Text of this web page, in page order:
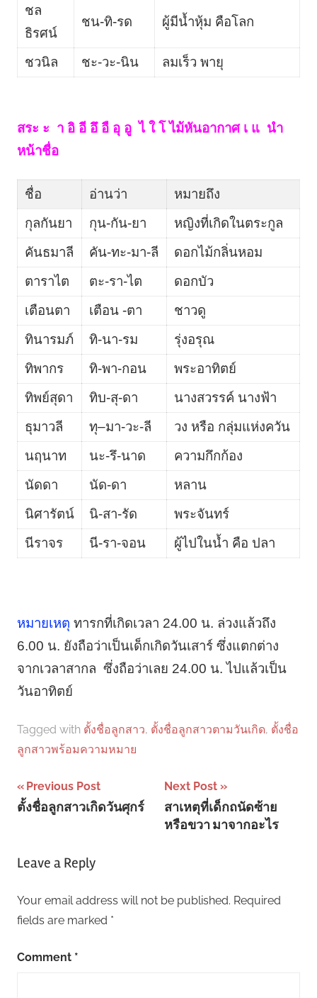
ชล
ธิรศน์
ชน-ทิ-รด ผู้มีน้ำหุ้ม คือโลก
ชวนิล ชะ-วะ-นิน ลมเร็ว พายุ
สระ ะ า อิ อี อึ อื อุ อู ไ ใ โ ไม้หันอากาศ เ แ นำ
หน้าชื่อ
ชื่อ อ่านว่า
หมายถึง
กุลกันยา
กุน-กัน-ยา
หญิงที่เกิดในตระกูล
คันธมาลี
คัน-ทะ-มา-ลี
ดอกไม้กลิ่นหอม
ตาราไต
ตะ-รา-ไต
ดอกบัว
เตือนตา
เตือน -ตา
ชาวดู
ทินารมภ์
ทิ-นา-รม
รุ่งอรุณ
ทิพากร
ทิ-พา-กอน
พระอาทิตย์
ทิพย์สุดา
ทิบ-สุ-ดา
นางสวรรค์ นางฟ้า
ธุมาวลี
ทุ–มา-วะ-ลี
วง หรือ กลุ่มแห่งควัน
นฤนาท
นะ-รึ-นาด
ความกึกก้อง
นัดดา
นัด-ดา
หลาน
นิศารัตน์
นิ-สา-รัด
พระจันทร์
นีราจร
นี-รา-จอน ผู้ไปในน้ำ คือ ปลา
หมายเหตุ ทารกที่เกิดเวลา 24.00 น. ล่วงแล้วถึง
6.00 น. ยังถือว่าเป็นเด็กเกิดวันเสาร์ ซึ่งแตกต่าง
จากเวลาสากล ซึ่งถือว่าเลย 24.00 น. ไปแล้วเป็น
วันอาทิตย์
Tagged with ตั้งชื่อลูกสาว, ตั้งชื่อลูกสาวตามวันเกิด, ตั้งชื่อ
ลูกสาวพร้อมความหมาย
Post
navigation
Previous Post
ตั้งชื่อลูกสาวเกิดวันศุกร์
Next Post
สาเหตุที่เด็กถนัดซ้าย
หรือขวา มาจากอะไร
Leave a Reply
Your email address will not be published. Required
fields are marked *
Comment *